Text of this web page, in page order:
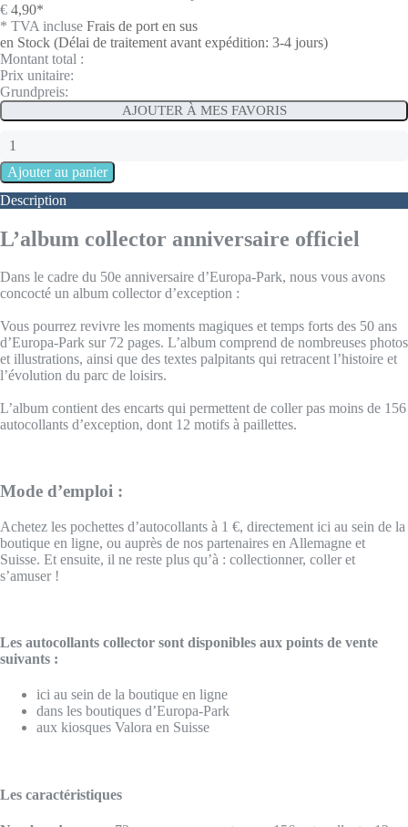
€ 4,90*
* TVA incluse Frais de port en sus
en Stock (Délai de traitement avant expédition: 3-4 jours)
Montant total :
Prix unitaire:
Grundpreis:
AJOUTER À MES FAVORIS
Description
L’album collector anniversaire officiel
Dans le cadre du 50e anniversaire d’Europa-Park, nous vous avons
concocté un album collector d’exception :
Vous pourrez revivre les moments magiques et temps forts des 50 ans
d’Europa-Park sur 72 pages. L’album comprend de nombreuses photos
et illustrations, ainsi que des textes palpitants qui retracent l’histoire et
l’évolution du parc de loisirs.
L’album contient des encarts qui permettent de coller pas moins de 156
autocollants d’exception, dont 12 motifs à paillettes.
Mode d’emploi :
Achetez les pochettes d’autocollants à 1 €, directement ici au sein de la
boutique en ligne, ou auprès de nos partenaires en Allemagne et
Suisse. Et ensuite, il ne reste plus qu’à : collectionner, coller et
s’amuser !
Les autocollants collector sont disponibles aux points de vente
suivants :
ici au sein de la boutique en ligne
dans les boutiques d’Europa-Park
aux kiosques Valora en Suisse
Les caractéristiques